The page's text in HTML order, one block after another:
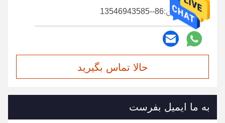
تلفن:86--13546943585
حالا تماس بگیرید
به ما ایمیل بفرست